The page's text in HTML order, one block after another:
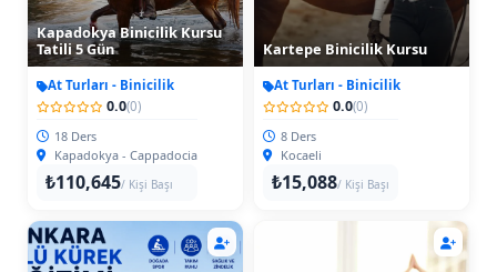
Kapadokya Binicilik Kursu
Tatili 5 Gün
At Turları - Binicilik
0.0(0)
18 Ders
Kapadokya - Cappadocia
₺110,645/ Kişi Başı
Kartepe Binicilik Kursu
At Turları - Binicilik
0.0(0)
8 Ders
Kocaeli
₺15,088/ Kişi Başı